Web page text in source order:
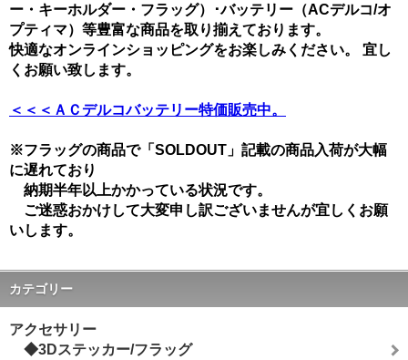
ー・キーホルダー・フラッグ）･バッテリー（ACデルコ/オ
プティマ）等豊富な商品を取り揃えております。
快適なオンラインショッピングをお楽しみください。 宜し
くお願い致します。
＜＜＜ＡＣデルコバッテリー特価販売中。
※フラッグの商品で「SOLDOUT」記載の商品入荷が大幅
に遅れており
納期半年以上かかっている状況です。
ご迷惑おかけして大変申し訳ございませんが宜しくお願
いします。
カテゴリー
アクセサリー
◆3Dステッカー/フラッグ